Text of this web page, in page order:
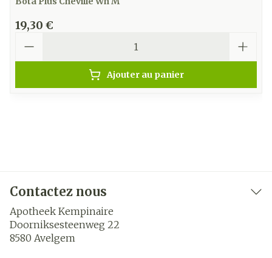
19,30 €
Ajouter au panier
Contactez nous
Apotheek Kempinaire
Doorniksesteenweg 22
8580 Avelgem